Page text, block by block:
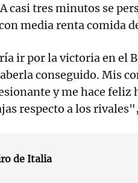
casi tres minutos se
media renta comida
ir por la victoria en el
conseguido. Mis
y me hace feliz
respecto a los
de Italia